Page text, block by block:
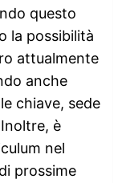
questo
la possibilità
attualmente
anche
chiave, sede
è
nel
prossime